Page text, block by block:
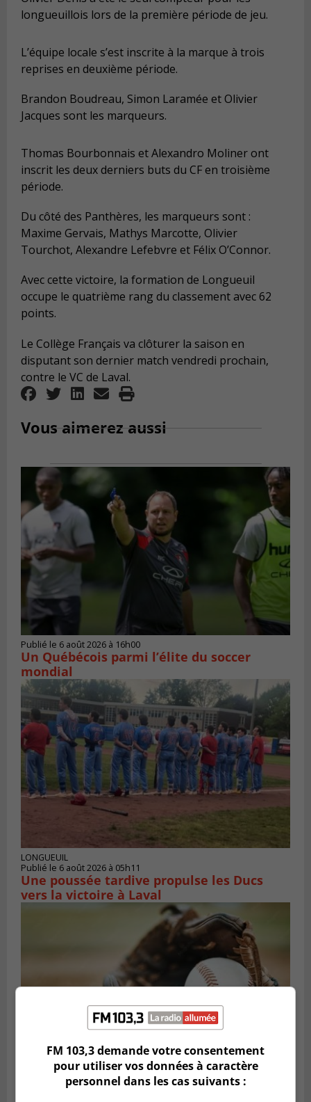
longueuillois lors de la première période de jeu.
L’équipe locale s’est inscrite à la marque à trois
reprises en deuxième période.
Brandon Boudreau, Simon Laramée et Olivier
Jacques sont les marqueurs.
Thomas Bourbonnais et Alexandro Moliner ont
inscrit les deux derniers buts du CF en troisième
période.
Du côté des Panthères, les marqueurs sont :
Maxime Gervais, Mathys Marcotte, Olivier
Tourchot, Alexandre Lefebvre et Félix O’Connor.
Avec cette victoire, la formation de Longueuil
occupe le quatrième rang du classement avec 62
points.
Le Collège Français va clôturer la saison en
disputant son dernier match vendredi prochain,
contre le VC de Laval.
Vous aimerez aussi
Publié le 6 août 2026 à 16h00
Un Québécois parmi l’élite du soccer
mondial
LONGUEUIL
Publié le 6 août 2026 à 05h11
Une poussée tardive propulse les Ducs
vers la victoire à Laval
LONGUEUIL
Publié le 5 août 2026 à 08h38
FM 103,3 demande votre consentement
pour utiliser vos données à caractère
personnel dans les cas suivants :